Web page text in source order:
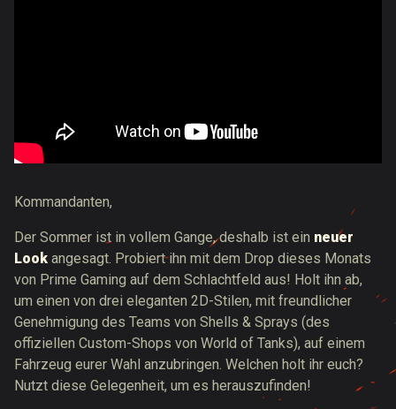
Kommandanten,
Der Sommer ist in vollem Gange, deshalb ist ein neuer
Look angesagt. Probiert ihn mit dem Drop dieses Monats
von Prime Gaming auf dem Schlachtfeld aus! Holt ihn ab,
um einen von drei eleganten 2D-Stilen, mit freundlicher
Genehmigung des Teams von Shells & Sprays (des
offiziellen Custom-Shops von World of Tanks), auf einem
Fahrzeug eurer Wahl anzubringen. Welchen holt ihr euch?
Nutzt diese Gelegenheit, um es herauszufinden!